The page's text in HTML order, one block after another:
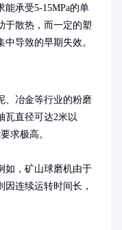
承受5-15MPa的单
于散热，而一定的塑
导致的早期失效。
、冶金等行业的粉磨
瓦直径可达2米以
求极高。
如，矿山球磨机由于
连续运转时间长，